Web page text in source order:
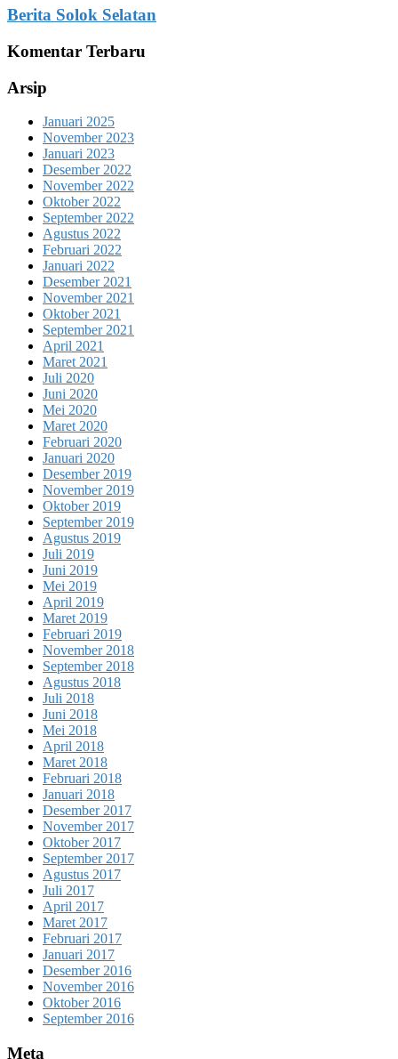
Berita Solok Selatan
Komentar Terbaru
Arsip
Januari 2025
November 2023
Januari 2023
Desember 2022
November 2022
Oktober 2022
September 2022
Agustus 2022
Februari 2022
Januari 2022
Desember 2021
November 2021
Oktober 2021
September 2021
April 2021
Maret 2021
Juli 2020
Juni 2020
Mei 2020
Maret 2020
Februari 2020
Januari 2020
Desember 2019
November 2019
Oktober 2019
September 2019
Agustus 2019
Juli 2019
Juni 2019
Mei 2019
April 2019
Maret 2019
Februari 2019
November 2018
September 2018
Agustus 2018
Juli 2018
Juni 2018
Mei 2018
April 2018
Maret 2018
Februari 2018
Januari 2018
Desember 2017
November 2017
Oktober 2017
September 2017
Agustus 2017
Juli 2017
April 2017
Maret 2017
Februari 2017
Januari 2017
Desember 2016
November 2016
Oktober 2016
September 2016
Meta